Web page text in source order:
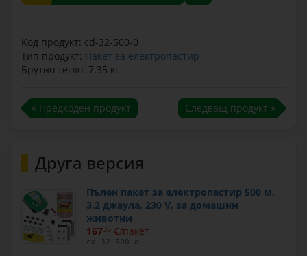
Код продукт: cd-32-500-0
Тип продукт: Пакет за електропастир
Брутно тегло: 7.35 кг
« Предходен продукт Следващ продукт »
Друга версия
Пълен пакет за електропастир 500 м,
3,2 джаула, 230 V, за домашни
животни
16736 €/пакет
cd-32-500-a